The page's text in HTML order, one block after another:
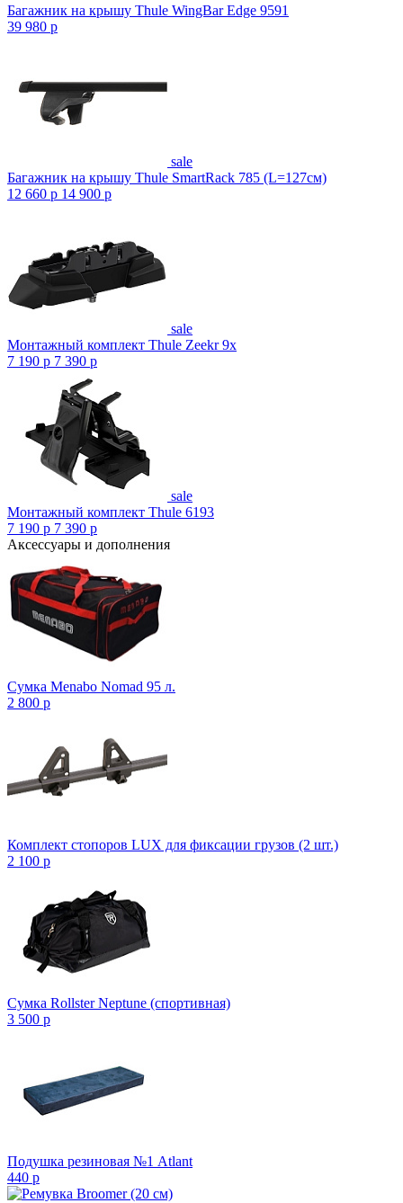
Багажник на крышу Thule WingBar Edge 9591
39 980 p
sale
Багажник на крышу Thule SmartRack 785 (L=127см)
12 660 p 14 900 p
sale
Монтажный комплект Thule Zeekr 9x
7 190 p 7 390 p
sale
Монтажный комплект Thule 6193
7 190 p 7 390 p
Аксессуары и дополнения
Сумка Menabo Nomad 95 л.
2 800 p
Комплект стопоров LUX для фиксации грузов (2 шт.)
2 100 p
Сумка Rollster Neptune (спортивная)
3 500 p
Подушка резиновая №1 Atlant
440 p